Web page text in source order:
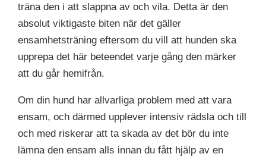
träna den i att slappna av och vila. Detta är den
absolut viktigaste biten när det gäller
ensamhetsträning eftersom du vill att hunden ska
upprepa det här beteendet varje gång den märker
att du går hemifrån.
Om din hund har allvarliga problem med att vara
ensam, och därmed upplever intensiv rädsla och till
och med riskerar att ta skada av det bör du inte
lämna den ensam alls innan du fått hjälp av en